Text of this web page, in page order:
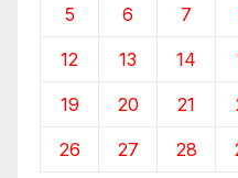
5 6 7
12 13 14
19 20 21
26 27 28